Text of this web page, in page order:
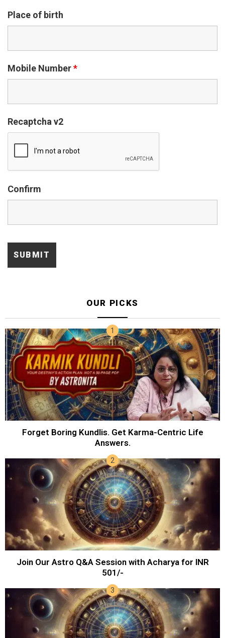
Place of birth
Mobile Number*
Recaptcha v2
Confirm
OUR PICKS
Forget Boring Kundlis. Get Karma-Centric Life
Answers.
Join Our Astro Q&A Session with Acharya for INR
501/-